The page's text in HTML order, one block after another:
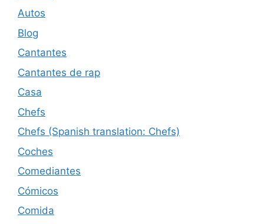
Autos
Blog
Cantantes
Cantantes de rap
Casa
Chefs
Chefs (Spanish translation: Chefs)
Coches
Comediantes
Cómicos
Comida